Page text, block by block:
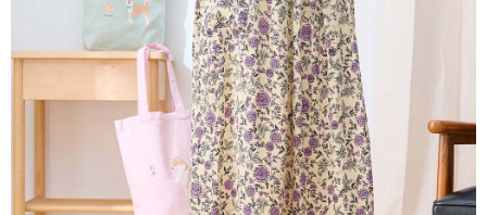
２．訂單成立數日內，您將收到繳費通知簡訊。
３．收到繳費通知簡訊後14天內，點擊此簡訊中的連結，可透過四大超商／
ATM／網路銀行／等多元方式進行付款，方視為交易完成。
※ 請注意：結帳手續完成當下不需立刻繳費，但若您需要取消訂單，請聯絡
購買商品的店家。未經商家同意取消之訂單仍視為有效，需透過AFTEE先享
※ 交易是否成功請以「AFTEE先享後付 」之結帳頁面顯示為準，若有關於
是否繳費成功／繳費後需取消欲退款等相關疑問，請聯繫「AFTEE先享後付
https://netprotections.freshdesk.com/support/home
【注意事項】
每筆NT$60，滿NT$1,800(含以上)免運費
7-11取貨付款
每筆NT$60，滿NT$2,000(含以上)免運費
付款後7-11取貨
每筆NT$60，滿NT$2,000(含以上)免運費
黑貓宅急便(包裹尺寸60cm以下)